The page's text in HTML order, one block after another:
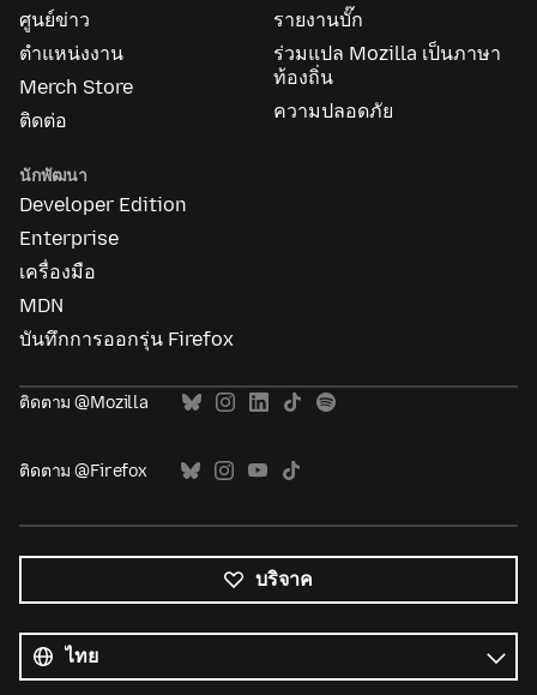
ศูนย์ข่าว
ตำแหน่งงาน
Merch Store
ติดต่อ
รายงานบั๊ก
ร่วมแปล Mozilla เป็นภาษา
ท้องถิ่น
ความปลอดภัย
นักพัฒนา
Developer Edition
Enterprise
เครื่องมือ
MDN
บันทึกการออกรุ่น Firefox
ติดตาม @Mozilla
ติดตาม @Firefox
บริจาค
ทั้งหมด
ภาษา